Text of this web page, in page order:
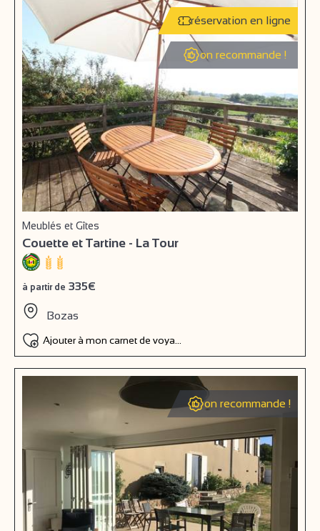
réservation en ligne
on recommande !
Meublés et Gîtes
Couette et Tartine - La Tour
à partir de 335€
Bozas
Ajouter à mon carnet de voyage
on recommande !